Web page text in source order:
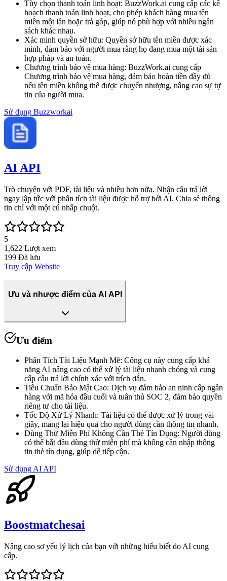
Tùy chọn thanh toán linh hoạt: BuzzWork.ai cung cấp các kế
hoạch thanh toán linh hoạt, cho phép khách hàng mua tên
miền một lần hoặc trả góp, giúp nó phù hợp với nhiều ngân
sách khác nhau.
Xác minh quyền sở hữu: Quyền sở hữu tên miền được xác
minh, đảm bảo với người mua rằng họ đang mua một tài sản
hợp pháp và an toàn.
Chương trình bảo vệ mua hàng: BuzzWork.ai cung cấp
Chương trình bảo vệ mua hàng, đảm bảo hoàn tiền đầy đủ
nếu tên miền không thể được chuyển nhượng, nâng cao sự tự
tin của người mua.
Sử dụng Buzzworkai
AI API
Trò chuyện với PDF, tài liệu và nhiều hơn nữa. Nhận câu trả lời
ngay lập tức với phân tích tài liệu được hỗ trợ bởi AI. Chia sẻ thông
tin chỉ với một cú nhấp chuột.
5
1,622 Lượt xem
199 Đã lưu
Truy cập Website
Ưu và nhược điểm của AI API
Ưu điểm
Phân Tích Tài Liệu Mạnh Mẽ: Công cụ này cung cấp khả
năng AI nâng cao có thể xử lý tài liệu nhanh chóng và cung
cấp câu trả lời chính xác với trích dẫn.
Tiêu Chuẩn Bảo Mật Cao: Dịch vụ đảm bảo an ninh cấp ngân
hàng với mã hóa đầu cuối và tuân thủ SOC 2, đảm bảo quyền
riêng tư cho tài liệu.
Tốc Độ Xử Lý Nhanh: Tài liệu có thể được xử lý trong vài
giây, mang lại hiệu quả cho người dùng cần thông tin nhanh.
Dùng Thử Miễn Phí Không Cần Thẻ Tín Dụng: Người dùng
có thể bắt đầu dùng thử miễn phí mà không cần nhập thông
tin thẻ tín dụng, giúp dễ tiếp cận.
Sử dụng AI API
Boostmatchesai
Nâng cao sơ yếu lý lịch của bạn với những hiểu biết do AI cung
cấp.